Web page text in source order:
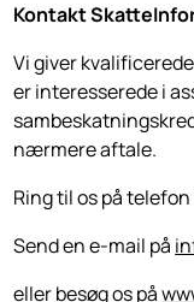
Kontakt
Vi giver
er interesserede i
nærmere aftale.
Ring til os på telefon
Send en e-mail på
eller besøg os på